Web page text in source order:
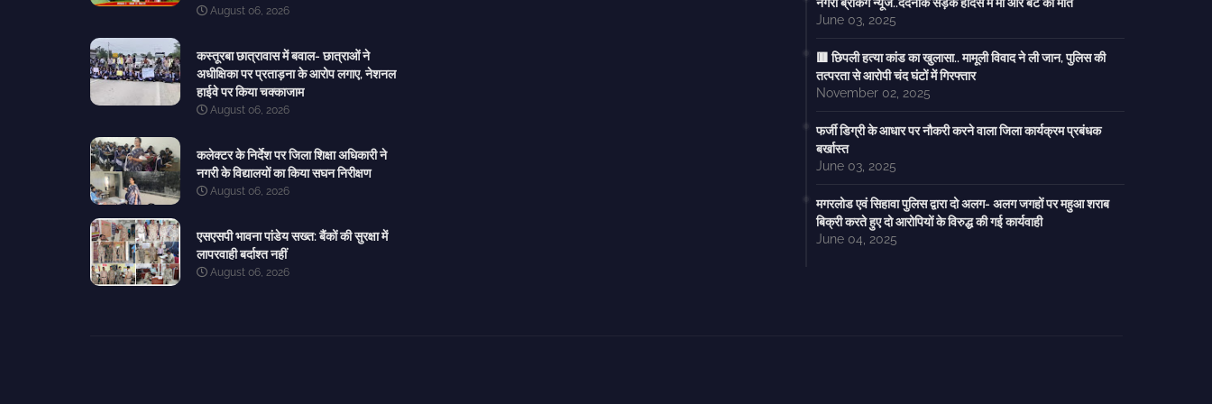
August 06, 2026
कस्तूरबा छात्रावास में बवाल- छात्राओं ने
अधीक्षिका पर प्रताड़ना के आरोप लगाए, नेशनल
हाईवे पर किया चक्काजाम
August 06, 2026
कलेक्टर के निर्देश पर जिला शिक्षा अधिकारी ने
नगरी के विद्यालयों का किया सघन निरीक्षण
August 06, 2026
एसएसपी भावना पांडेय सख्त: बैंकों की सुरक्षा में
लापरवाही बर्दाश्त नहीं
August 06, 2026
June 03, 2025
🟥 छिपली हत्या कांड का खुलासा.. मामूली विवाद ने ली जान, पुलिस की
तत्परता से आरोपी चंद घंटों में गिरफ्तार
November 02, 2025
फर्जी डिग्री के आधार पर नौकरी करने वाला जिला कार्यक्रम प्रबंधक
बर्खास्त
June 03, 2025
मगरलोड एवं सिहावा पुलिस द्वारा दो अलग- अलग जगहों पर महुआ शराब
बिक्री करते हुए दो आरोपियों के विरुद्ध की गई कार्यवाही
June 04, 2025